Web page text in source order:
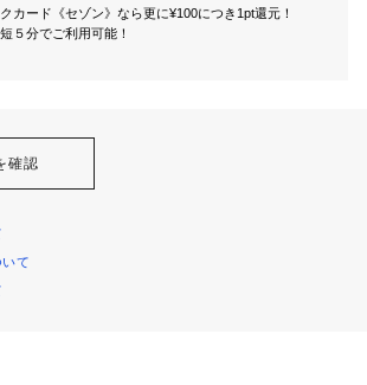
カード《セゾン》なら更に¥100につき1pt還元！
５分でご利用可能！
確認
て